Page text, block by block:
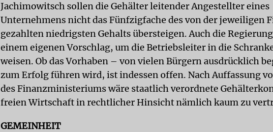
Jachimowitsch sollen die Gehälter leitender Angestellter eines
Unternehmens nicht das Fünfzigfache des von der jeweiligen
gezahlten niedrigsten Gehalts übersteigen. Auch die
einem eigenen Vorschlag, um die Betriebsleiter in die
weisen. Ob das Vorhaben – von vielen Bürgern ausdrücklich
zum Erfolg führen wird, ist indessen offen. Nach Auffassung
des Finanzministeriums wäre staatlich verordnete
freien Wirtschaft in rechtlicher Hinsicht nämlich kaum zu
GEMEINHEIT